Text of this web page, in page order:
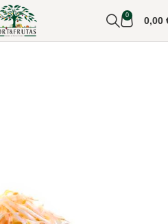
0 0,00